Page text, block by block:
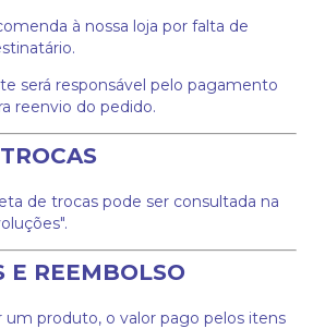
à nossa loja por falta de
será responsável pelo pagamento
reenvio do pedido.
de trocas pode ser consultada na
E REEMBOLSO
um produto, o valor pago pelos itens